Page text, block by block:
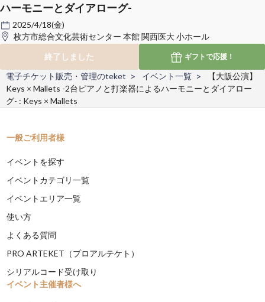
ハーモニーとダイアローグ-
2025/4/18(金)
枚方市総合文化芸術センター 本館 関西医大 小ホール
終了しました
ギフトで応援！
電子チケット販売・管理のteket イベント一覧
【大阪公演】
Keys × Mallets -2台ピアノと打楽器によるハーモニーとダイアロー
グ- : Keys × Mallets
一般ご利用者様
イベントを探す
イベントカテゴリ一覧
イベントエリア一覧
使い方
よくある質問
PRO ARTEKET（プロアルテケト）
シリアルコード受け取り
イベント主催者様へ